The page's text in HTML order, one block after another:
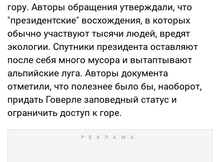
гору. Авторы обращения утверждали, что
"президентские" восхождения, в которых
обычно участвуют тысячи людей, вредят
экологии. Спутники президента оставляют
после себя много мусора и вытаптывают
альпийские луга. Авторы документа
отметили, что полезнее было бы, наоборот,
придать Говерле заповедный статус и
ограничить доступ к горе.